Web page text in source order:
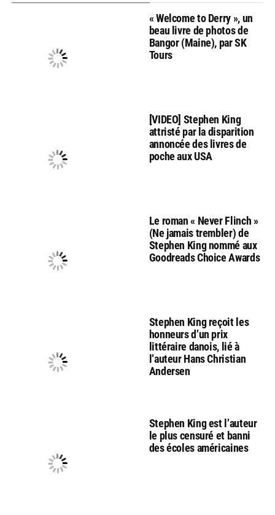
« Welcome to Derry », un
beau livre de photos de
Bangor (Maine), par SK
Tours
[VIDEO] Stephen King
attristé par la disparition
annoncée des livres de
poche aux USA
Le roman « Never Flinch »
(Ne jamais trembler) de
Stephen King nommé aux
Goodreads Choice Awards
Stephen King reçoit les
honneurs d’un prix
littéraire danois, lié à
l’auteur Hans Christian
Andersen
Stephen King est l’auteur
le plus censuré et banni
des écoles américaines